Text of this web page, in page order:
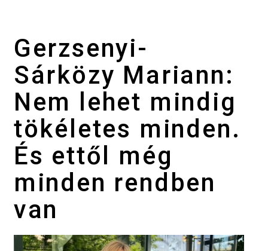
Gerzsenyi-
Sárközy Mariann:
Nem lehet mindig
tökéletes minden.
És ettől még
minden rendben
van